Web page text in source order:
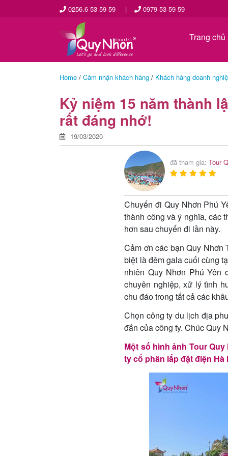
0256.6 53 59 59 | 0979 53 59 59
Trang chủ
Home / Cảm nhận khách hàng / Khách hàng doanh
Kỷ niệm 15 năm thành
rất đáng nhớ!
19/03/2020
đã tham gia:Tour
Chuyến đi Quy Nhơn Phú
thành công và ý nghĩa, các
hơn sau chuyến đi lần này.
Cảm ơn các bạn Quy Nhơn
biệt là đêm gala cuối cùng
nhiên Quy Nhơn Phú Yên
chuyên nghiệp, xử lý tình
chu đáo trong tất cả các
Chọn công ty du lịch địa
đắn của công ty. Chúc Quy
Một số hình ảnh Tour
ty cổ phần lắp đặt điện Hà